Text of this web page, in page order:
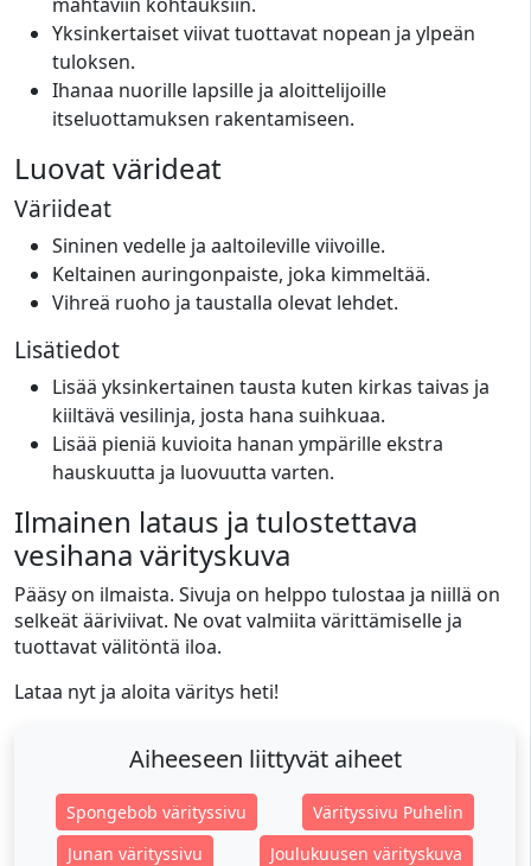
Yksinkertaiset viivat tuottavat nopean ja ylpeän
tuloksen.
Ihanaa nuorille lapsille ja aloittelijoille
itseluottamuksen rakentamiseen.
Luovat värideat
Väriideat
Sininen vedelle ja aaltoileville viivoille.
Keltainen auringonpaiste, joka kimmeltää.
Vihreä ruoho ja taustalla olevat lehdet.
Lisätiedot
Lisää yksinkertainen tausta kuten kirkas taivas ja
kiiltävä vesilinja, josta hana suihkuaa.
Lisää pieniä kuvioita hanan ympärille ekstra
hauskuutta ja luovuutta varten.
Ilmainen lataus ja tulostettava
vesihana värityskuva
Pääsy on ilmaista. Sivuja on helppo tulostaa ja niillä on
selkeät ääriviivat. Ne ovat valmiita värittämiselle ja
tuottavat välitöntä iloa.
Lataa nyt ja aloita väritys heti!
Aiheeseen liittyvät aiheet
Spongebob värityssivu
Värityssivu Puhelin
Junan värityssivu
Joulukuusen värityskuva